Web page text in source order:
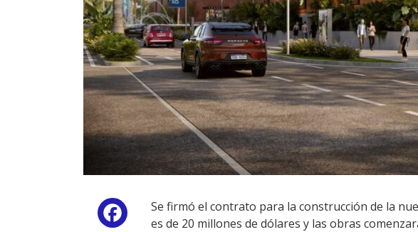
Facebook
Se firmó el contrato para la construcción de la
es de 20 millones de dólares y las obras